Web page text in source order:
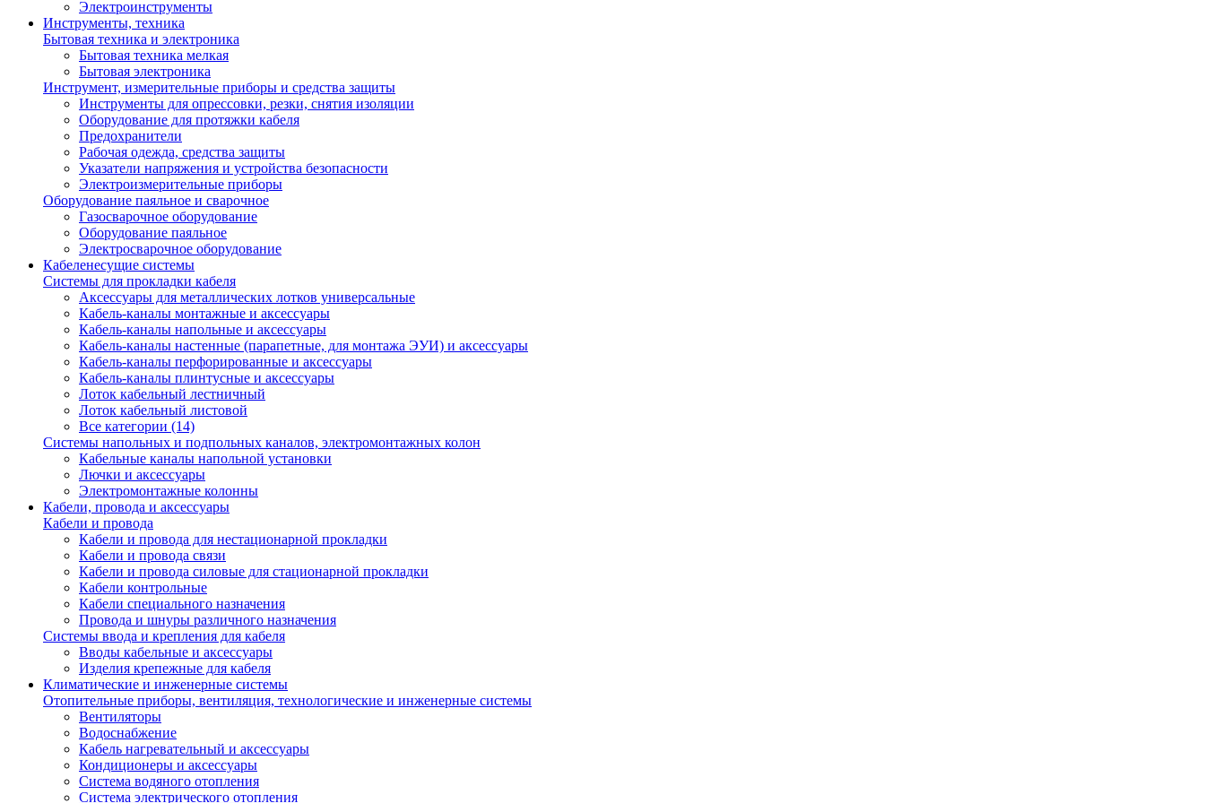
Электроинструменты
Инструменты, техника
Бытовая техника и электроника
Бытовая техника мелкая
Бытовая электроника
Инструмент, измерительные приборы и средства защиты
Инструменты для опрессовки, резки, снятия изоляции
Оборудование для протяжки кабеля
Предохранители
Рабочая одежда, средства защиты
Указатели напряжения и устройства безопасности
Электроизмерительные приборы
Оборудование паяльное и сварочное
Газосварочное оборудование
Оборудование паяльное
Электросварочное оборудование
Кабеленесущие системы
Системы для прокладки кабеля
Аксессуары для металлических лотков универсальные
Кабель-каналы монтажные и аксессуары
Кабель-каналы напольные и аксессуары
Кабель-каналы настенные (парапетные, для монтажа ЭУИ) и аксессуары
Кабель-каналы перфорированные и аксессуары
Кабель-каналы плинтусные и аксессуары
Лоток кабельный лестничный
Лоток кабельный листовой
Все категории (14)
Системы напольных и подпольных каналов, электромонтажных колон
Кабельные каналы напольной установки
Лючки и аксессуары
Электромонтажные колонны
Кабели, провода и аксессуары
Кабели и провода
Кабели и провода для нестационарной прокладки
Кабели и провода связи
Кабели и провода силовые для стационарной прокладки
Кабели контрольные
Кабели специального назначения
Провода и шнуры различного назначения
Системы ввода и крепления для кабеля
Вводы кабельные и аксессуары
Изделия крепежные для кабеля
Климатические и инженерные системы
Отопительные приборы, вентиляция, технологические и инженерные системы
Вентиляторы
Водоснабжение
Кабель нагревательный и аксессуары
Кондиционеры и аксессуары
Система водяного отопления
Система электрического отопления